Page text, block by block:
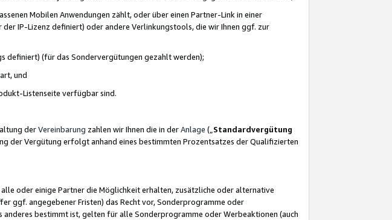
Mobilen Anwendungen zählt, oder über einen Partner-Link in einer
der IP-Lizenz definiert) oder andere Verlinkungstools, die wir Ihnen ggf. zur
definiert) (für das Sondervergütungen gezahlt werden);
und
Listenseite verfügbar sind.
derVereinbarung zahlen wir Ihnen die in derAnlage („ Standardvergütung
der Vergütung erfolgt anhand eines bestimmten Prozentsatzes der Qualifizierten
oder einige Partner die Möglichkeit erhalten, zusätzliche oder alternative
ggf. angegebener Fristen) das Recht vor, Sonderprogramme oder
bestimmt ist, gelten für alle Sonderprogramme oder Werbeaktionen (auch